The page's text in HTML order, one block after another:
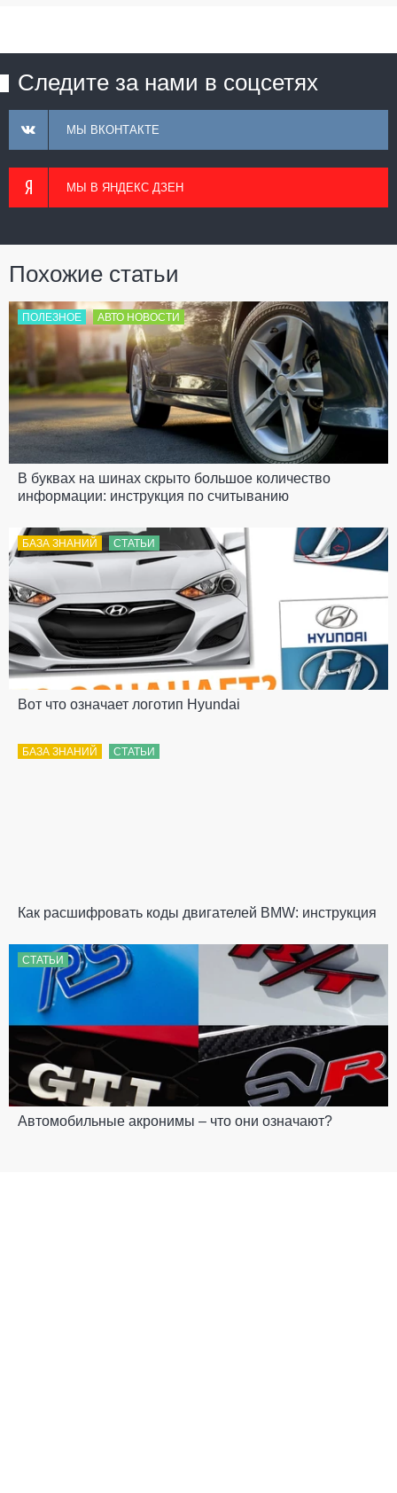
Следите за нами в соцсетях
МЫ ВКОНТАКТЕ
МЫ В ЯНДЕКС ДЗЕН
Похожие статьи
ПОЛЕЗНОЕ АВТО НОВОСТИ
В буквах на шинах скрыто большое количество
информации: инструкция по считыванию
БАЗА ЗНАНИЙ СТАТЬИ
Вот что означает логотип Hyundai
БАЗА ЗНАНИЙ СТАТЬИ
Как расшифровать коды двигателей BMW: инструкция
СТАТЬИ
Автомобильные акронимы – что они означают?